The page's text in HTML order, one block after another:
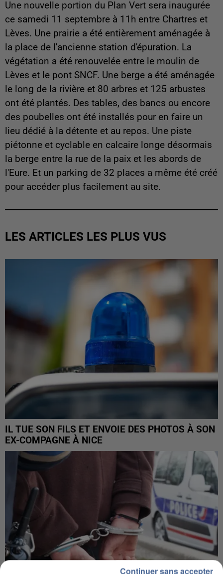
Une nouvelle portion du Plan Vert sera inaugurée
ce samedi 11 septembre à 11h entre Chartres et
Lèves. Une prairie a été entièrement aménagée à
la place de l'ancienne station d'épuration. La
végétation a été renouvelée entre le moulin de
Lèves et le pont SNCF. Une berge a été aménagée
le long de la rivière et 80 arbres et 125 arbustes
ont été plantés. Des tables, des bancs ou encore
des poubelles ont été installés pour en faire un
lieu dédié à la détente et au repos. Une piste
piétonne et cyclable en calcaire longe désormais
la berge entre la rue de la paix et les abords de
l'Eure. Et un parking de 32 places a même été créé
pour accéder plus facilement au site.
LES ARTICLES LES PLUS VUS
IL TUE SON FILS ET ENVOIE DES PHOTOS À SON
EX-COMPAGNE À NICE
Continuer sans accepter